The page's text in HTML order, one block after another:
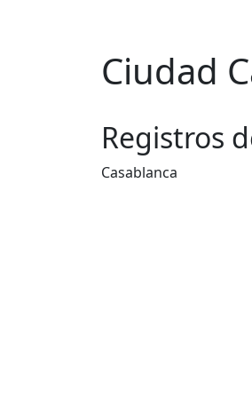
Ciudad
Registros
Casablanca